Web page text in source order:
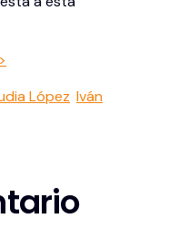
López Iván